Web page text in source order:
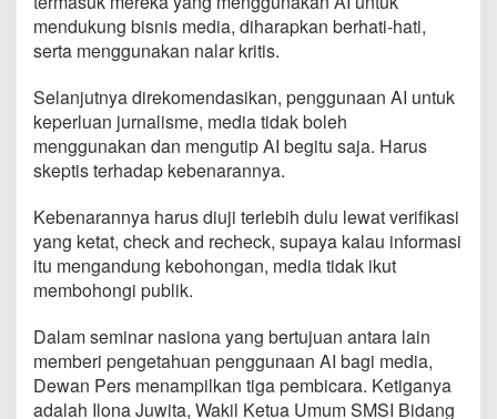
mendukung bisnis media, diharapkan berhati-hati,
serta menggunakan nalar kritis.
Selanjutnya direkomendasikan, penggunaan AI untuk
keperluan jurnalisme, media tidak boleh
menggunakan dan mengutip AI begitu saja. Harus
skeptis terhadap kebenarannya.
Kebenarannya harus diuji terlebih dulu lewat verifikasi
yang ketat, check and recheck, supaya kalau informasi
itu mengandung kebohongan, media tidak ikut
membohongi publik.
Dalam seminar nasiona yang bertujuan antara lain
memberi pengetahuan penggunaan AI bagi media,
Dewan Pers menampilkan tiga pembicara. Ketiganya
adalah Ilona Juwita, Wakil Ketua Umum SMSI Bidang